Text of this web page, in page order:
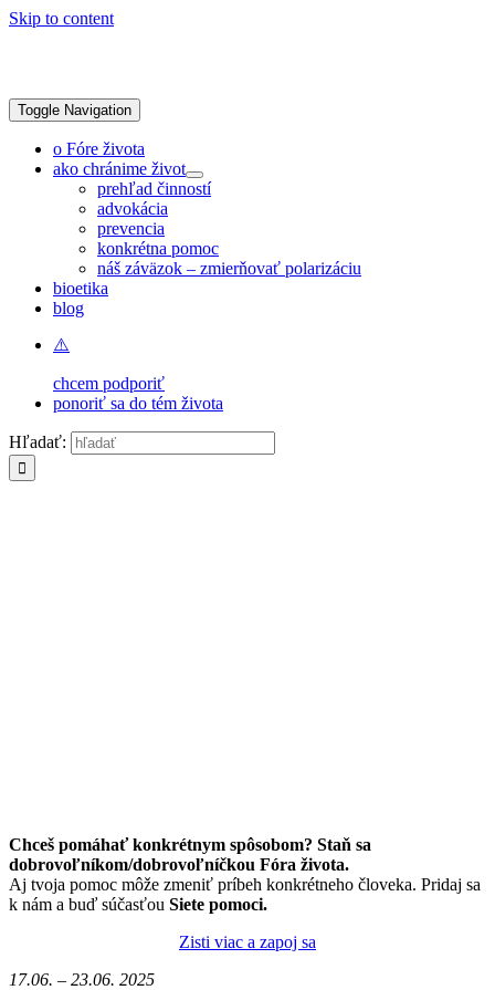
Skip to content
Toggle Navigation
o Fóre života
ako chránime život
prehľad činností
advokácia
prevencia
konkrétna pomoc
náš záväzok – zmierňovať polarizáciu
bioetika
blog
chcem podporiť
ponoriť sa do tém života
Hľadať:
Chceš pomáhať konkrétnym spôsobom? Staň sa
dobrovoľníkom/dobrovoľníčkou Fóra života.
Aj tvoja pomoc môže zmeniť príbeh konkrétneho človeka. Pridaj sa
k nám a buď súčasťou Siete pomoci.
Zisti viac a zapoj sa
17.06. – 23.06. 2025